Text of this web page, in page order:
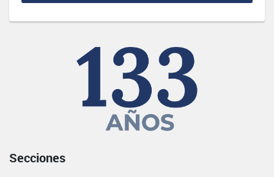
Secciones